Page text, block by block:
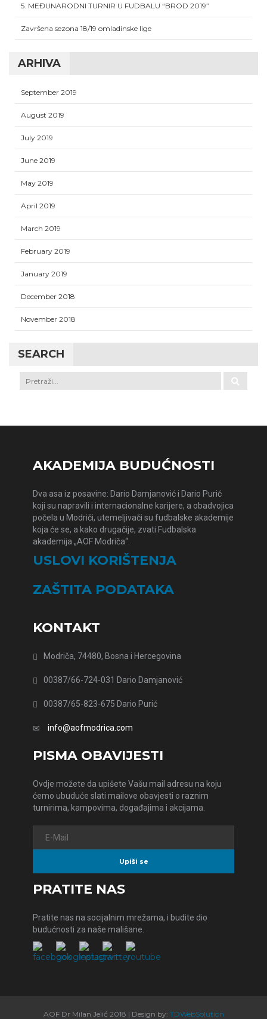
5. MEĐUNARODNI TURNIR U FUDBALU “BROD 2019”
Završena sezona 18/19 omladinske lige
ARHIVA
September 2019
August 2019
July 2019
June 2019
May 2019
April 2019
March 2019
February 2019
January 2019
December 2018
November 2018
SEARCH
AKADEMIJA BUDUĆNOSTI
Dva asa iz posavine: Dario Damjanović i Dario Purić
koji su napravili i internacionalne karijere, a obadvojica
počela u Modriči, utemeljivači su fudbalske akademije
koja će se, a kako drugačije, zvati Fudbalska
akademija „AOF Modriča“.
USLOVI KORIŠTENJA
ZAŠTITA PODATAKA
KONTAKT
Modriča, 74480, Bosna i Hercegovina
00387/66-724-031 Dario Damjanović
00387/65-823-675 Dario Purić
info@aofmodrica.com
PISMA OBAVIJESTI
Ovdje možete da upišete Vašu mail adresu na koju
ćemo ubuduće slati mailove obavjesti o raznim
turnirima, kampovima, događajima i akcijama.
PRATITE NAS
Pratite nas na socijalnim mrežama, i budite dio
budućnosti za naše mališane.
AOF Dr Milan Jelić 2018 | Design by: TDWebSolution